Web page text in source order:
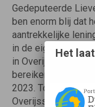
Gedeputeerde
ben enorm blij dat
aantrekkelijke
in de eigen
in Overijssel kan
bereiken van onze
2023. Tot 2020
Overijssel
Het